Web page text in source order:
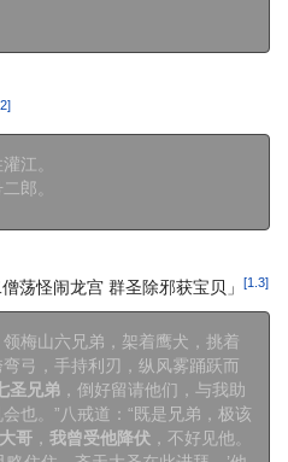
江。
郎。
荡怪闹龙宫 群圣除邪获宝贝」
[1.3]
梅山六兄弟，架着鹰犬，挑着
弓，手持利刃，纵风雾踊跃而
圣兄弟 ，倒好留请他们，与我助
也。”八戒道：“既是兄弟，极该
哥 ， 我曾受他降伏 ，不好见他。